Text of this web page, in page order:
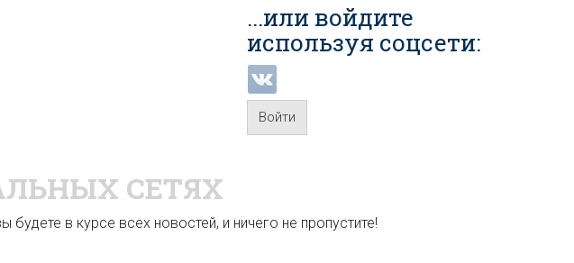
...или войдите
используя соцсети:
Войти
СЕТЯХ
в курсе всех новостей, и ничего не пропустите!